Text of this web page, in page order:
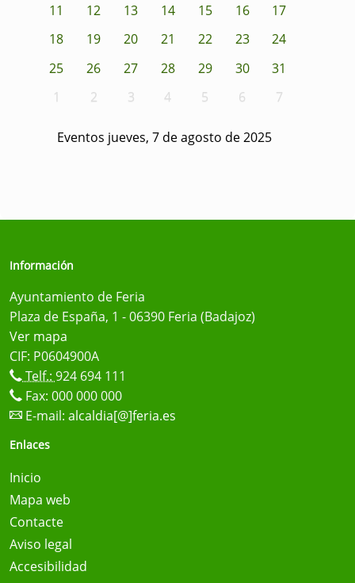
11
12 13 14 15 16
17
18
19 20 21 22 23
24
25
26 27 28 29 30
31
1
2 3 4 5 6 7
Eventos jueves, 7 de agosto de 2025
Información
Ayuntamiento de Feria
Plaza de España, 1 - 06390 Feria (Badajoz)
Ver mapa
CIF: P0604900A
Telf.: 924 694 111
Fax: 000 000 000
E-mail: alcaldia[@]feria.es
Enlaces
Inicio
Mapa web
Contacte
Aviso legal
Accesibilidad